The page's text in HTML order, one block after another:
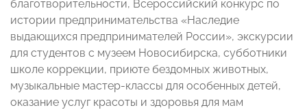
благотворительности, Всероссийский конкурс по
истории предпринимательства «Наследие
выдающихся предпринимателей России», экскурсии
для студентов с музеем Новосибирска, субботники
школе коррекции, приюте бездомных животных,
музыкальные мастер-классы для особенных детей,
оказание услуг красоты и здоровья для мам